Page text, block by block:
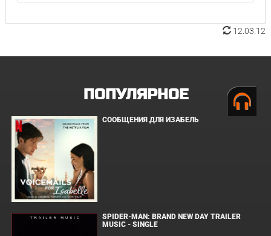
12.03.12
ПОПУЛЯРНОЕ
СООБЩЕНИЯ ДЛЯ ИЗАБЕЛЬ
SPIDER-MAN: BRAND NEW DAY TRAILER
MUSIC - SINGLE